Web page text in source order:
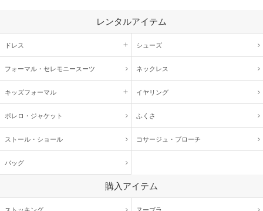
レンタルアイテム
ドレス シューズ
フォーマル・ セレモニースーツ ネックレス
キッズフォーマル イヤリング
ボレロ・ジャケット ふくさ
ストール・ショール コサージュ・ ブローチ
バッグ
購入アイテム